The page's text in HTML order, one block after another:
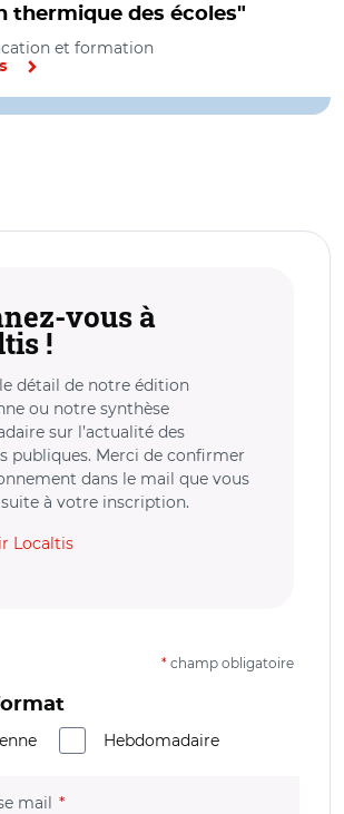
thermique des écoles"
et formation
vous à
!
détail de notre édition
ou notre synthèse
sur l’actualité des
publiques. Merci de confirmer
dans le mail que vous
à votre inscription.
Localtis
* champ obligatoire
Hebdomadaire
mail (champ obligatoire)